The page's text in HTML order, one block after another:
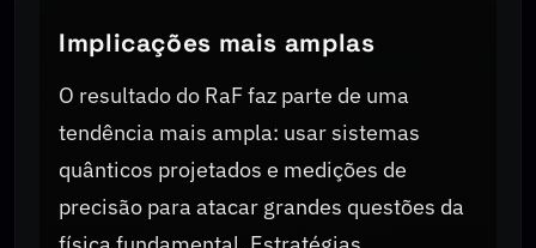
Implicações mais amplas
O resultado do RaF faz parte de uma
tendência mais ampla: usar sistemas
quânticos projetados e medições de
precisão para atacar grandes questões da